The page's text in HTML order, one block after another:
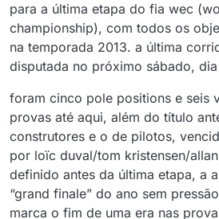
para a última etapa do fia wec
championship), com todos os
na temporada 2013. a última
disputada no próximo sábado,
foram cinco pole positions e seis
provas até aqui, além do título
construtores e o de pilotos,
por loïc duval/tom kristensen/
definido antes da última etapa, a
“grand finale” do ano sem
marca o fim de uma era nas